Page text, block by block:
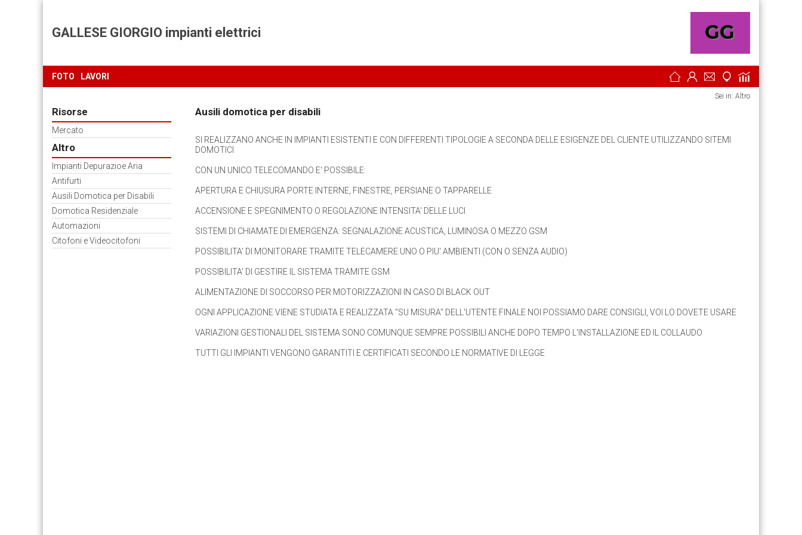
GALLESE GIORGIO impianti elettrici
FOTO LAVORI
Risorse
Mercato
Altro
Impianti Depurazioe Aria
Antifurti
Ausili Domotica per Disabili
Domotica Residenziale
Automazioni
Citofoni e Videocitofoni
Sei in: Altro
Ausili domotica per disabili
SI REALIZZANO ANCHE IN IMPIANTI ESISTENTI E CON DIFFERENTI TIPOLOGIE A SECONDA DELLE ESIGENZE DEL CLIENTE UTILIZZANDO SITEMI
DOMOTICI
CON UN UNICO TELECOMANDO E' POSSIBILE:
APERTURA E CHIUSURA PORTE INTERNE, FINESTRE, PERSIANE O TAPPARELLE
ACCENSIONE E SPEGNIMENTO O REGOLAZIONE INTENSITA' DELLE LUCI
SISTEMI DI CHIAMATE DI EMERGENZA: SEGNALAZIONE ACUSTICA, LUMINOSA O MEZZO GSM
POSSIBILITA' DI MONITORARE TRAMITE TELECAMERE UNO O PIU' AMBIENTI (CON O SENZA AUDIO)
POSSIBILITA' DI GESTIRE IL SISTEMA TRAMITE GSM
ALIMENTAZIONE DI SOCCORSO PER MOTORIZZAZIONI IN CASO DI BLACK OUT
OGNI APPLICAZIONE VIENE STUDIATA E REALIZZATA "SU MISURA" DELL'UTENTE FINALE NOI POSSIAMO DARE CONSIGLI, VOI LO DOVETE USARE
VARIAZIONI GESTIONALI DEL SISTEMA SONO COMUNQUE SEMPRE POSSIBILI ANCHE DOPO TEMPO L'INSTALLAZIONE ED IL COLLAUDO
TUTTI GLI IMPIANTI VENGONO GARANTITI E CERTIFICATI SECONDO LE NORMATIVE DI LEGGE